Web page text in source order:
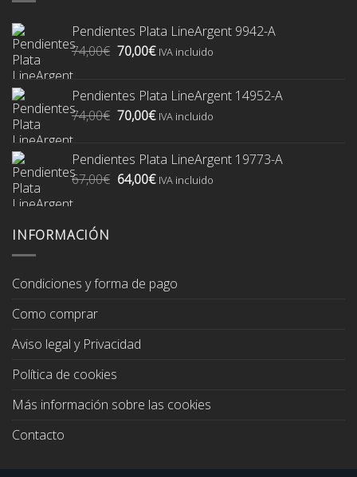
Pendientes Plata LineArgent 9942-A
74,00€ El
era:
74,00€.
70,00€El
es:
70,00€.
IVA incluido
Pendientes Plata LineArgent 14952-A
74,00€ El
era:
74,00€.
70,00€El
es:
70,00€.
IVA incluido
Pendientes Plata LineArgent 19773-A
67,00€ El
64,00€ElIVA incluido
INFORMACIÓN
Condiciones y forma de pago
Como comprar
Aviso legal y Privacidad
Política de cookies
Más información sobre las cookies
Contacto